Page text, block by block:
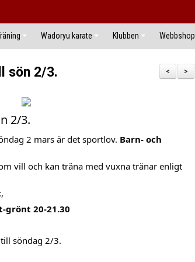
Wadoryu karate Klubben Webbshop
>
<
sön 2/3.
2/3.
2 mars är det sportlov. Barn- och
vill och kan träna med vuxna tränar enligt
,
grönt 20-21.30
söndag 2/3.